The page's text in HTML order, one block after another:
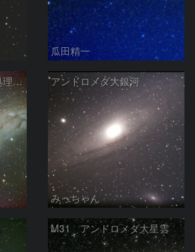
瓜田精一
ステライメージ10で再処理したM31 アンドロメダ大銀河
みっちゃん
M31 アンドロメダ大星雲